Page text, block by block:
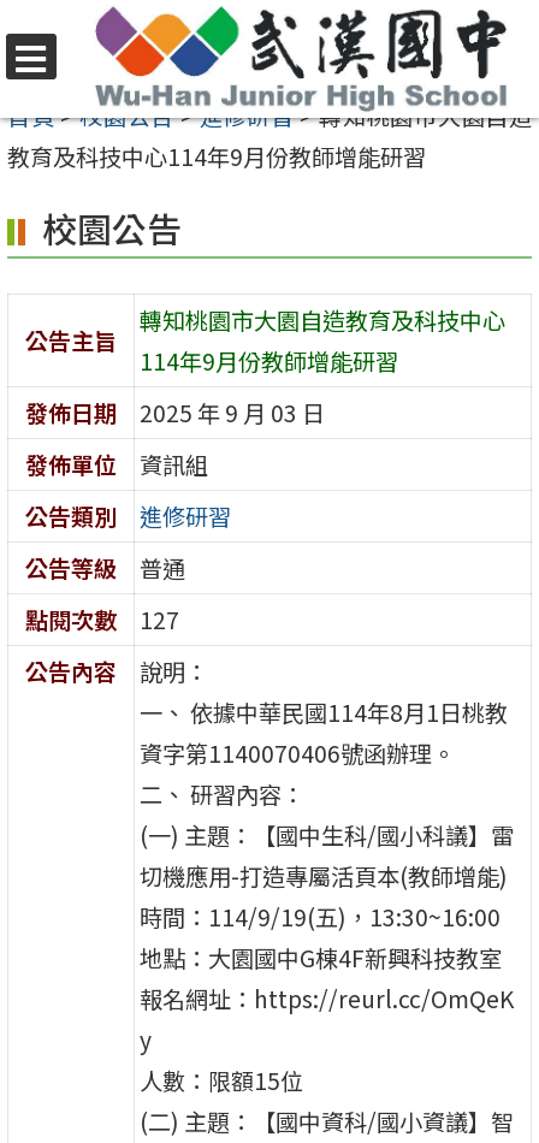
至
要
容
區
選
單
首頁>校園公告>進修研習>轉知桃園市大園自造
教育及科技中心114年9月份教師增能研習
校園公告
公告主旨
轉知桃園市大園自造教育及科技中心
114年9月份教師增能研習
發佈日期
2025 年 9 月 03 日
發佈單位
資訊組
公告類別
進修研習
公告等級
普通
點閱次數
127
公告內容
說明：
一、 依據中華民國114年8月1日桃教
資字第1140070406號函辦理。
二、 研習內容：
(一) 主題：【國中生科/國小科議】雷
切機應用-打造專屬活頁本(教師增能)
時間：114/9/19(五)，13:30~16:00
地點：大園國中G棟4F新興科技教室
報名網址：https://reurl.cc/OmQeK
y
人數：限額15位
(二) 主題：【國中資科/國小資議】智